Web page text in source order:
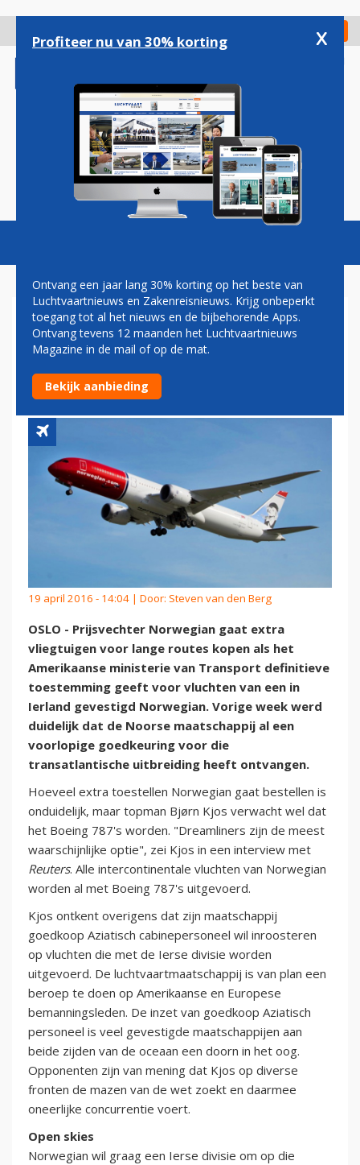
gaan
Check in
Magazine Podcasts Vacatures
NORWEGIAN: MEER
VLIEGTUIGEN NODIG DOOR
TOEGANG TOT IERLAND
19 april 2016 - 14:04 | Door: Steven van den Berg
OSLO - Prijsvechter Norwegian gaat extra
vliegtuigen voor lange routes kopen als het
Amerikaanse ministerie van Transport definitieve
toestemming geeft voor vluchten van een in
Ierland gevestigd Norwegian. Vorige week werd
duidelijk dat de Noorse maatschappij al een
voorlopige goedkeuring voor die
transatlantische uitbreiding heeft ontvangen.
Hoeveel extra toestellen Norwegian gaat bestellen is
onduidelijk, maar topman Bjørn Kjos verwacht wel dat
het Boeing 787's worden. "Dreamliners zijn de meest
waarschijnlijke optie", zei Kjos in een interview met
Reuters. Alle intercontinentale vluchten van Norwegian
worden al met Boeing 787's uitgevoerd.
Kjos ontkent overigens dat zijn maatschappij
goedkoop Aziatisch cabinepersoneel wil inroosteren
op vluchten die met de Ierse divisie worden
uitgevoerd. De luchtvaartmaatschappij is van plan een
beroep te doen op Amerikaanse en Europese
bemanningsleden. De inzet van goedkoop Aziatisch
personeel is veel gevestigde maatschappijen aan
beide zijden van de oceaan een doorn in het oog.
Opponenten zijn van mening dat Kjos op diverse
fronten de mazen van de wet zoekt en daarmee
oneerlijke concurrentie voert.
Open skies
Norwegian wil graag een Ierse divisie om op die
Profiteer nu van 30% korting x
Ontvang een jaar lang 30% korting op het beste van
Luchtvaartnieuws en Zakenreisnieuws. Krijg onbeperkt
toegang tot al het nieuws en de bijbehorende Apps.
Ontvang tevens 12 maanden het Luchtvaartnieuws
Magazine in de mail of op de mat.
Bekijk aanbieding